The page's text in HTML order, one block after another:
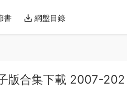
書 網盤目錄
版合集下載 2007-202